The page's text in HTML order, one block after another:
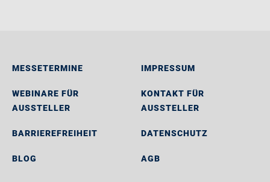
MESSETERMINE
WEBINARE FÜR
AUSSTELLER
BARRIEREFREIHEIT
BLOG
IMPRESSUM
KONTAKT FÜR
AUSSTELLER
DATENSCHUTZ
AGB